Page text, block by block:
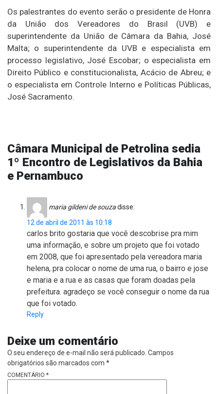
Os palestrantes do evento serão o presidente de Honra
da União dos Vereadores do Brasil (UVB) e
superintendente da União de Câmara da Bahia, José
Malta; o superintendente da UVB e especialista em
processo legislativo, José Escobar; o especialista em
Direito Público e constitucionalista, Acácio de Abreu; e
o especialista em Controle Interno e Políticas Públicas,
José Sacramento.
Câmara Municipal de Petrolina sedia
1º Encontro de Legislativos da Bahia
e Pernambuco
maria gildeni de souzadisse:
12 de abril de 2011 às 10:18
carlos brito gostaria que você descobrise pra mim
uma informação, e sobre um projeto que foi votado
em 2008, que foi apresentado pela vereadora maria
helena, pra colocar o nome de uma rua, o bairro e jose
e maria e a rua e as casas que foram doadas pela
prefeitura. agradeço se você conseguir o nome da rua
que foi votado.
Reply
Deixe um comentário
O seu endereço de e-mail não será publicado. Campos
obrigatórios são marcados com *
COMENTÁRIO *